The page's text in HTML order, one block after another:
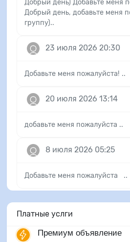
Добрый день) Добавьте меня
Добрый день, добавьте меня
группу)..
23 июля 2026 20:30
Добавьте меня пожалуйста! ..
20 июля 2026 13:14
добавьте меня пожалуйста ..
8 июля 2026 05:25
Добавьте меня пожалуйста ..
Платные услги
Премиум объявление